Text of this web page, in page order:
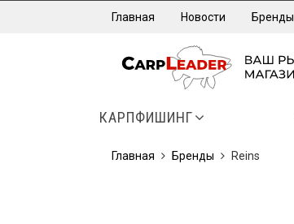
Главная Новости Бренды
КАРПФИШИНГ
Главная Бренды Reins